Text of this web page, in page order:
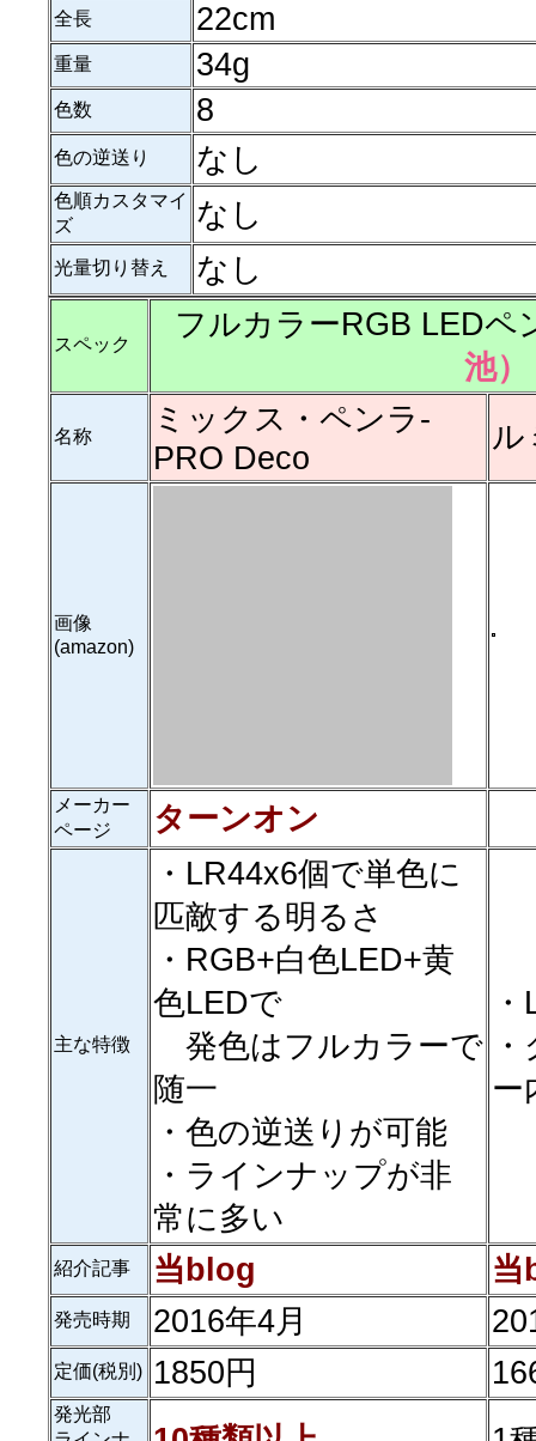
全長 22cm
重量 34g
色数 8
色の逆送り なし
色順カスタマイ
ズ
なし
光量切り替え なし
スペック
フルカラーRGB LEDペ
池）
名称
ミックス・ペンラ-
PRO Deco
ル
画像
(amazon)
メーカー
ページ
ターンオン
主な特徴
・LR44x6個で単色に
匹敵する明るさ
・RGB+白色LED+黄
色LEDで
発色はフルカラーで
随一
・色の逆送りが可能
・ラインナップが非
常に多い
ー
紹介記事 当blog 当
発売時期 2016年4月
定価(税別) 1850円
発光部